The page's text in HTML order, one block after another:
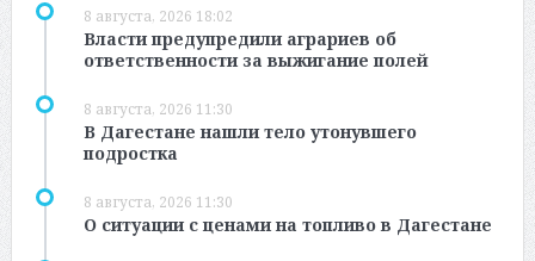
8 августа, 2026 18:02
Власти предупредили аграриев об
ответственности за выжигание полей
8 августа, 2026 11:30
В Дагестане нашли тело утонувшего
подростка
8 августа, 2026 11:30
О ситуации с ценами на топливо в Дагестане